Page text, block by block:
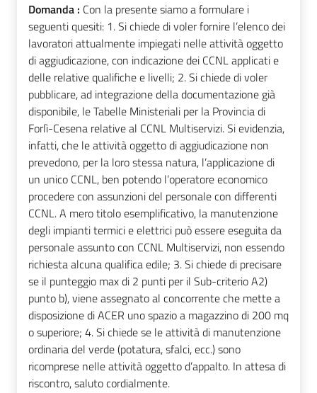
Domanda : Con la presente siamo a formulare i
seguenti quesiti: 1. Si chiede di voler fornire l’elenco dei
lavoratori attualmente impiegati nelle attività oggetto
di aggiudicazione, con indicazione dei CCNL applicati e
delle relative qualifiche e livelli; 2. Si chiede di voler
pubblicare, ad integrazione della documentazione già
disponibile, le Tabelle Ministeriali per la Provincia di
Forlì-Cesena relative al CCNL Multiservizi. Si evidenzia,
infatti, che le attività oggetto di aggiudicazione non
prevedono, per la loro stessa natura, l’applicazione di
un unico CCNL, ben potendo l’operatore economico
procedere con assunzioni del personale con differenti
CCNL. A mero titolo esemplificativo, la manutenzione
degli impianti termici e elettrici può essere eseguita da
personale assunto con CCNL Multiservizi, non essendo
richiesta alcuna qualifica edile; 3. Si chiede di precisare
se il punteggio max di 2 punti per il Sub-criterio A2)
punto b), viene assegnato al concorrente che mette a
disposizione di ACER uno spazio a magazzino di 200 mq
o superiore; 4. Si chiede se le attività di manutenzione
ordinaria del verde (potatura, sfalci, ecc.) sono
ricomprese nelle attività oggetto d’appalto. In attesa di
riscontro, saluto cordialmente.